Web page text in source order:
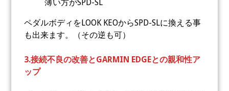
薄い方がSPD-SL
ペダルボディをLOOK KEOからSPD-SLに換える事
も出来ます。（その逆も可）
3.接続不良の改善とGARMIN EDGEとの親和性ア
ップ